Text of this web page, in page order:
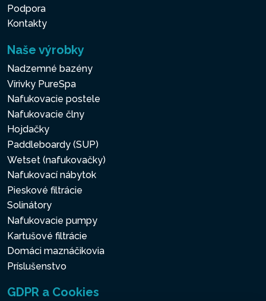
Podpora
Kontakty
Naše výrobky
Nadzemné bazény
Vírivky PureSpa
Nafukovacie postele
Nafukovacie člny
Hojdačky
Paddleboardy (SUP)
Wetset (nafukovačky)
Nafukovací nábytok
Pieskové filtrácie
Solinátory
Nafukovacie pumpy
Kartušové filtrácie
Domáci maznáčikovia
Príslušenstvo
GDPR a Cookies